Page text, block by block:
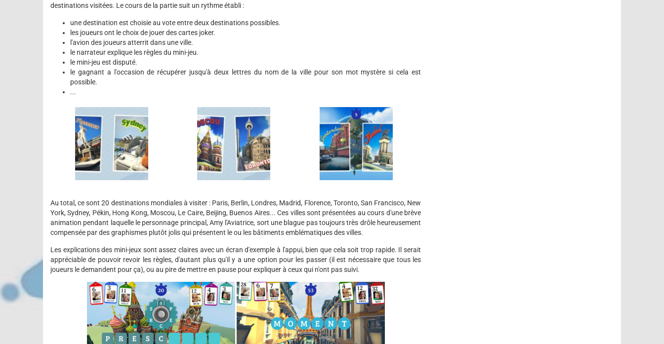
destinations visitées. Le cours de la partie suit un rythme établi :
une destination est choisie au vote entre deux destinations possibles.
les joueurs ont le choix de jouer des cartes joker.
l'avion des joueurs atterrit dans une ville.
le narrateur explique les règles du mini-jeu.
le mini-jeu est disputé.
le gagnant a l'occasion de récupérer jusqu'à deux lettres du nom de la ville pour son mot mystère si cela est
possible.
...
Au total, ce sont 20 destinations mondiales à visiter : Paris, Berlin, Londres, Madrid, Florence, Toronto, San Francisco, New
York, Sydney, Pékin, Hong Kong, Moscou, Le Caire, Beijing, Buenos Aires... Ces villes sont présentées au cours d'une brève
animation pendant laquelle le personnage principal, Amy l'Aviatrice, sort une blague pas toujours très drôle heureusement
compensée par des graphismes plutôt jolis qui présentent le ou les bâtiments emblématiques des villes.
Les explications des mini-jeux sont assez claires avec un écran d'exemple à l'appui, bien que cela soit trop rapide. Il serait
appréciable de pouvoir revoir les règles, d'autant plus qu'il y a une option pour les passer (il est nécessaire que tous les
joueurs le demandent pour ça), ou au pire de mettre en pause pour expliquer à ceux qui n'ont pas suivi.